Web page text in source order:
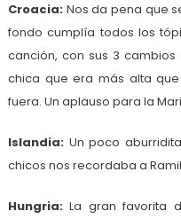
Croacia: Nos da pena que
fondo cumplía todos los
canción, con sus 3
chica que era más alta
fuera. Un aplauso para la
Islandia:Un poco
chicos nos recordaba a
Hungria:La gran favorita